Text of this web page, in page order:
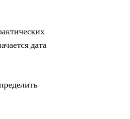
дата